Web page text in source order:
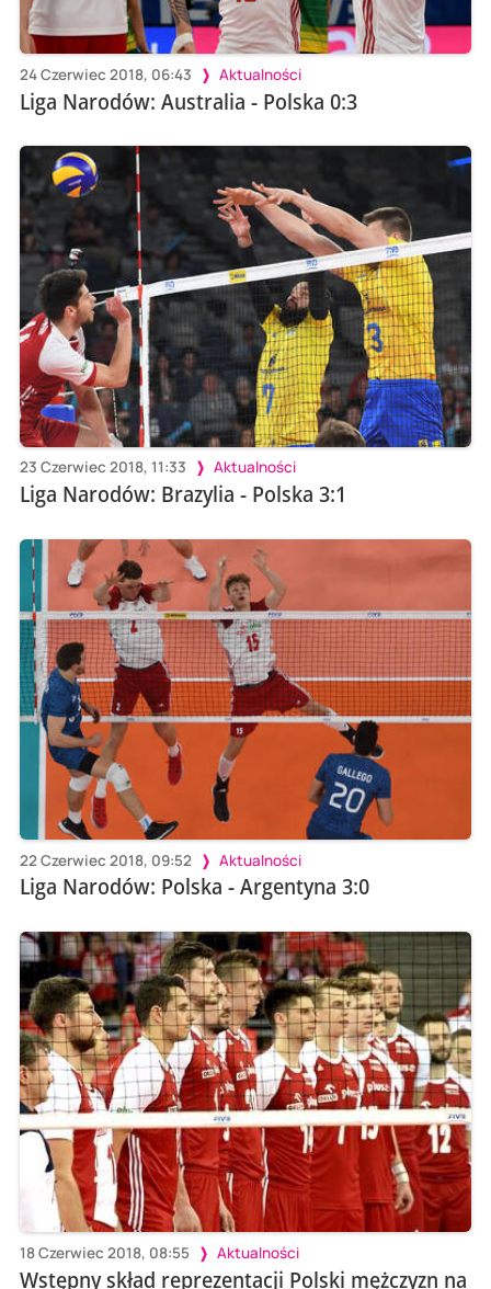
24 Czerwiec 2018, 06:43 Aktualności
Liga Narodów: Australia - Polska 0:3
23 Czerwiec 2018, 11:33 Aktualności
Liga Narodów: Brazylia - Polska 3:1
22 Czerwiec 2018, 09:52 Aktualności
Liga Narodów: Polska - Argentyna 3:0
18 Czerwiec 2018, 08:55 Aktualności
Wstępny skład reprezentacji Polski mężczyzn na